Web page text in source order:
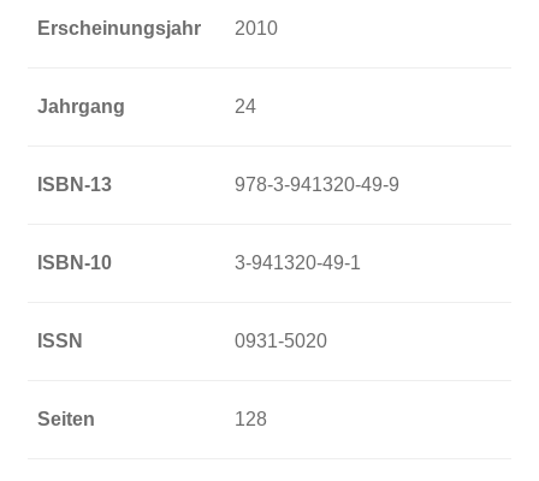
Erscheinungsjahr 2010
Jahrgang 24
ISBN-13 978-3-941320-49-9
ISBN-10 3-941320-49-1
ISSN 0931-5020
Seiten 128